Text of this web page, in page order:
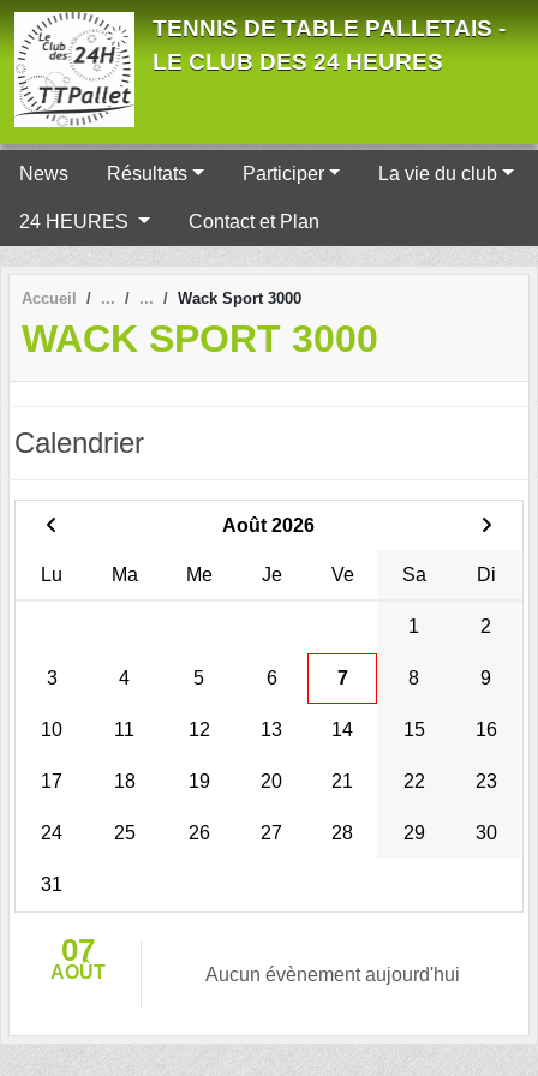
TENNIS DE TABLE PALLETAIS -
LE CLUB DES 24 HEURES
News Résultats Participer La vie du club
24 HEURES Contact et Plan
Accueil Wack Sport 3000
WACK SPORT 3000
Calendrier
Août 2026
Lu Ma Me Je Ve Sa Di
1 2
3 4 5 6 7 8 9
10 11 12 13 14 15 16
17 18 19 20 21 22 23
24 25 26 27 28 29 30
31
07
AOÛT Aucun évènement aujourd'hui
Panneau de gestion des cookies